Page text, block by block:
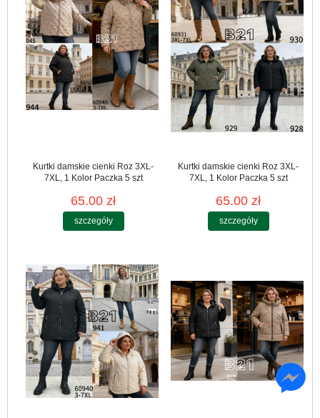
Kurtki damskie cienki Roz 3XL-
7XL, 1 Kolor Paczka 5 szt
65.00 zł
szczegóły
Kurtki damskie cienki Roz 3XL-
7XL, 1 Kolor Paczka 5 szt
65.00 zł
szczegóły